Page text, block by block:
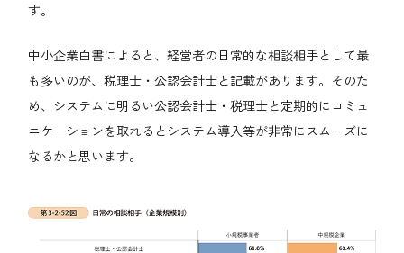
す。
中小企業白書によると、経営者の日常的な相談相手として最
も多いのが、税理士・公認会計士と記載があります。そのた
め、システムに明るい公認会計士・税理士と定期的にコミュ
ニケーションを取れるとシステム導入等が非常にスムーズに
なるかと思います。